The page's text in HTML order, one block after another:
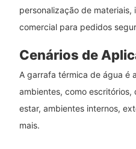
personalização de
comercial para pedidos
Cenários de
A garrafa térmica de água é
ambientes, como escritórios,
estar, ambientes internos,
mais.